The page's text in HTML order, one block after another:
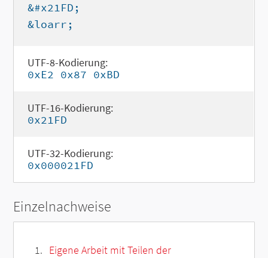
&#x21FD;
&loarr;
UTF-8-Kodierung:
0xE2 0x87 0xBD
UTF-16-Kodierung:
0x21FD
UTF-32-Kodierung:
0x000021FD
Einzelnachweise
Eigene Arbeit mit Teilen der